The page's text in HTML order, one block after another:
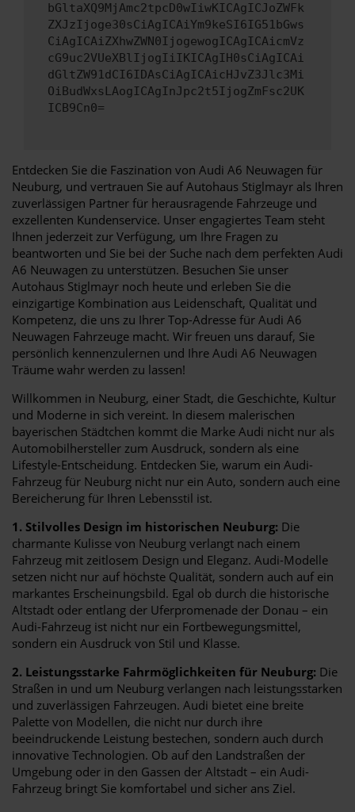
bGltaXQ9MjAmc2tpcD0wIiwKICAgICJoZWFk
ZXJzIjoge30sCiAgICAiYm9keSI6IG51bGws
CiAgICAiZXhwZWN0IjogewogICAgICAicmVz
cG9uc2VUeXBlIjogIiIKICAgIH0sCiAgICAi
dGltZW91dCI6IDAsCiAgICAicHJvZ3Jlc3Mi
OiBudWxsLAogICAgInJpc2t5IjogZmFsc2UK
ICB9Cn0=
Entdecken Sie die Faszination von Audi A6 Neuwagen für
Neuburg, und vertrauen Sie auf Autohaus Stiglmayr als Ihren
zuverlässigen Partner für herausragende Fahrzeuge und
exzellenten Kundenservice. Unser engagiertes Team steht
Ihnen jederzeit zur Verfügung, um Ihre Fragen zu
beantworten und Sie bei der Suche nach dem perfekten Audi
A6 Neuwagen zu unterstützen. Besuchen Sie unser
Autohaus Stiglmayr noch heute und erleben Sie die
einzigartige Kombination aus Leidenschaft, Qualität und
Kompetenz, die uns zu Ihrer Top-Adresse für Audi A6
Neuwagen Fahrzeuge macht. Wir freuen uns darauf, Sie
persönlich kennenzulernen und Ihre Audi A6 Neuwagen
Träume wahr werden zu lassen!
Willkommen in Neuburg, einer Stadt, die Geschichte, Kultur
und Moderne in sich vereint. In diesem malerischen
bayerischen Städtchen kommt die Marke Audi nicht nur als
Automobilhersteller zum Ausdruck, sondern als eine
Lifestyle-Entscheidung. Entdecken Sie, warum ein Audi-
Fahrzeug für Neuburg nicht nur ein Auto, sondern auch eine
Bereicherung für Ihren Lebensstil ist.
1. Stilvolles Design im historischen Neuburg: Die
charmante Kulisse von Neuburg verlangt nach einem
Fahrzeug mit zeitlosem Design und Eleganz. Audi-Modelle
setzen nicht nur auf höchste Qualität, sondern auch auf ein
markantes Erscheinungsbild. Egal ob durch die historische
Altstadt oder entlang der Uferpromenade der Donau – ein
Audi-Fahrzeug ist nicht nur ein Fortbewegungsmittel,
sondern ein Ausdruck von Stil und Klasse.
2. Leistungsstarke Fahrmöglichkeiten für Neuburg: Die
Straßen in und um Neuburg verlangen nach leistungsstarken
und zuverlässigen Fahrzeugen. Audi bietet eine breite
Palette von Modellen, die nicht nur durch ihre
beeindruckende Leistung bestechen, sondern auch durch
innovative Technologien. Ob auf den Landstraßen der
Umgebung oder in den Gassen der Altstadt – ein Audi-
Fahrzeug bringt Sie komfortabel und sicher ans Ziel.